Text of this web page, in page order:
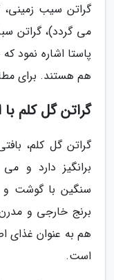
گراتن سیب زمینی،
می گردد)، گراتن
پاستا اشاره نمود
هم هستند. برای
گراتن گل کلم با
گراتن گل کلم،
برانگیز دارد و
سنگین با گوشت و
برنج خارجی و
هم به عنوان غذای
است.